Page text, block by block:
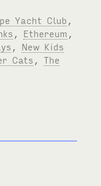
Yacht Club,
, Ethereum ,
, New Kids
Cats ,The